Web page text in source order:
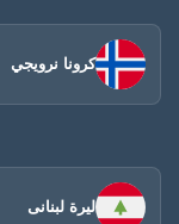
كرونا نرويجي
ليرة لبنانى